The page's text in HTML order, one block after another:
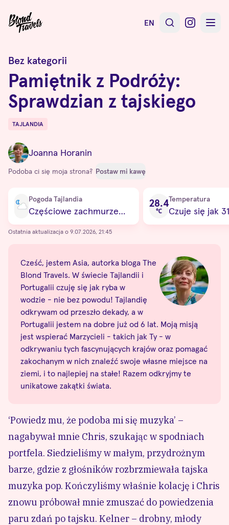
EN
Bez kategorii
Pamiętnik z Podróży:
Sprawdzian z tajskiego
Destinations
TAJLANDIA
Joanna Horanin
Podoba ci się moja strona? Postaw mi kawę
Pogoda Tajlandia
Częściowe zachmurzenie
28.4
℃
Temperatura
Czuje się jak
Ostatnia aktualizacja o 9.07.2026, 21:45
Cześć, jestem Asia, autorka bloga The
Blond Travels. W świecie Tajlandii i
Portugalii czuję się jak ryba w
wodzie - nie bez powodu! Tajlandię
odkrywam od przeszło dekady, a w
Portugalii jestem na dobre już od 6 lat. Moją misją
jest wspierać Marzycieli - takich jak Ty - w
odkrywaniu tych fascynujących krajów oraz pomagać
zakochanym w nich znaleźć swoje własne miejsce na
ziemi, i to najlepiej na stałe! Razem odkryjmy te
unikatowe zakątki świata.
‘Powiedz mu, że podoba mi się muzyka’ –
nagabywał mnie Chris, szukając w spodniach
portfela. Siedzieliśmy w małym, przydrożnym
barze, gdzie z głośników rozbrzmiewała tajska
muzyka pop. Kończyliśmy właśnie kolację i Chris
znowu próbował mnie zmuszać do powiedzenia
paru zdań po tajsku. Kelner – drobny, młody